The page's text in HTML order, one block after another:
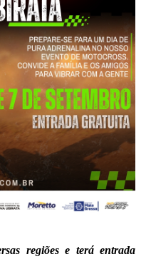
regiões e terá entrada